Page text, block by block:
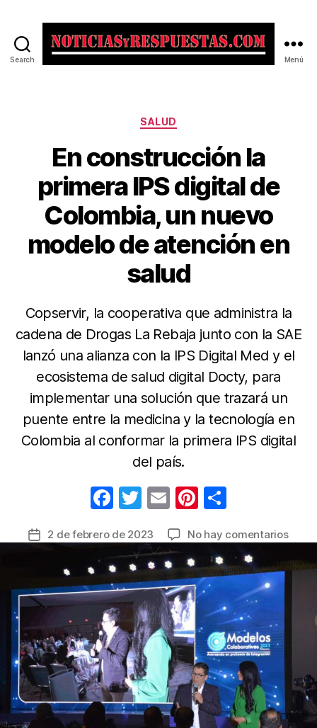
Search Menú
Categorías
SALUD
En construcción la
primera IPS digital de
Colombia, un nuevo
modelo de atención en
salud
Copservir, la cooperativa que administra la
cadena de Drogas La Rebaja junto con la SAE
lanzó una alianza con la IPS Digital Med y el
ecosistema de salud digital Docty, para
implementar una solución que trazará un
puente entre la medicina y la tecnología en
Colombia al conformar la primera IPS digital
del país.
F
c
e
b
o
o
k
T
itt
er
E
ail
Pi
er
e
st
m
p
ar
tir
Fecha2 de febrero de 2023 No hay comentariosen
de